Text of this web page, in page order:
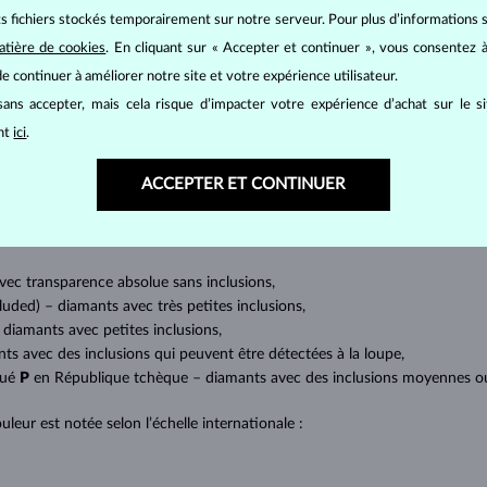
BIJOUX ENDIAMANT
, on utilise les 4 paramètres de base, appelés taille (cut),
brillant. La taille ronde dite
appartient aux tailles les
baguette, cœur, larme, ovale ou princesse (quadrilatère
quantité, la taille et la répartition des inclusions ou bien des
transparence absolue sans inclusions,
– diamants avec très petites inclusions,
avec petites inclusions,
avec des inclusions qui peuvent être détectées à la loupe,
P en République tchèque – diamants avec des inclusions moyennes
est notée selon l’échelle internationale :
fichiers stockés temporairement sur notre serveur. Pour plus d’informations
de cookies. En cliquant sur « Accepter et continuer », vous consentez
continuer à améliorer notre site et votre expérience utilisateur.
accepter, mais cela risque d’impacter votre expérience d’achat sur le
ici.
ACCEPTER ET CONTINUER